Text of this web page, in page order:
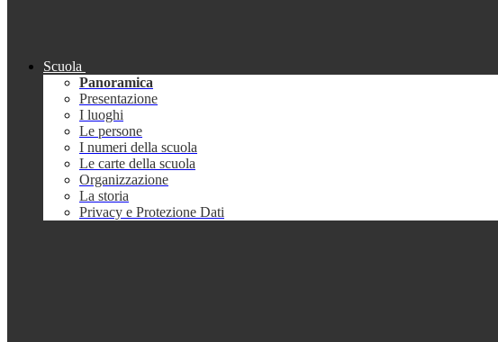
Scuola
Panoramica
Presentazione
I luoghi
Le persone
I numeri della scuola
Le carte della scuola
Organizzazione
La storia
Privacy e Protezione Dati